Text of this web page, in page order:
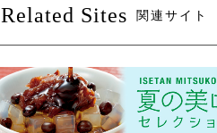
Related Sites 関連サイト